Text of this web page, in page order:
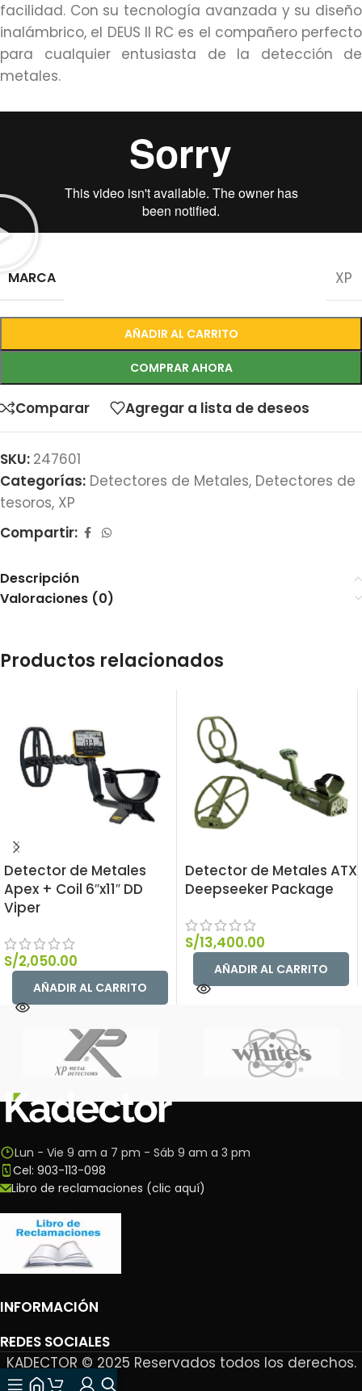
facilidad. Con su tecnología avanzada y su diseño
inalámbrico, el DEUS II RC es el compañero perfecto
para cualquier entusiasta de la detección de
metales.
MARCA XP
AÑADIR AL CARRITO
COMPRAR AHORA
Comparar Agregar a lista de deseos
SKU: 247601
Categorías: Detectores de Metales, Detectores de
tesoros, XP
Compartir:
Descripción
Valoraciones (0)
Productos relacionados
Detector de Metales
Apex + Coil 6″x11″ DD
Viper
S/2,050.00
AÑADIR AL CARRITO
Detector de Metales ATX
Deepseeker Package
S/13,400.00
AÑADIR AL CARRITO
Lun - Vie 9 am a 7 pm - Sáb 9 am a 3 pm
Cel: 903-113-098
Libro de reclamaciones (clic aquí)
INFORMACIÓN
REDES SOCIALES
KADECTOR © 2025 Reservados todos los derechos.